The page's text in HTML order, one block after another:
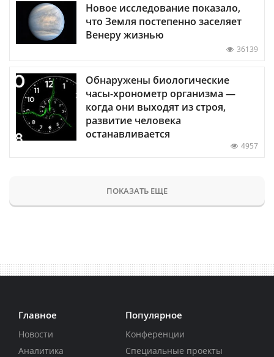
Новое исследование показало,
что Земля постепенно заселяет
Венеру жизнью
36139
Обнаружены биологические
часы-хронометр организма —
когда они выходят из строя,
развитие человека
останавливается
4957
ПОКАЗАТЬ ЕЩЕ
Главное
Новости
Аналитика
Популярное
Конференции
Специальные проекты